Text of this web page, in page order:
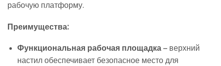
рабочую платформу.
Преимущества:
Функциональная рабочая площадка – верхний
настил обеспечивает безопасное место для